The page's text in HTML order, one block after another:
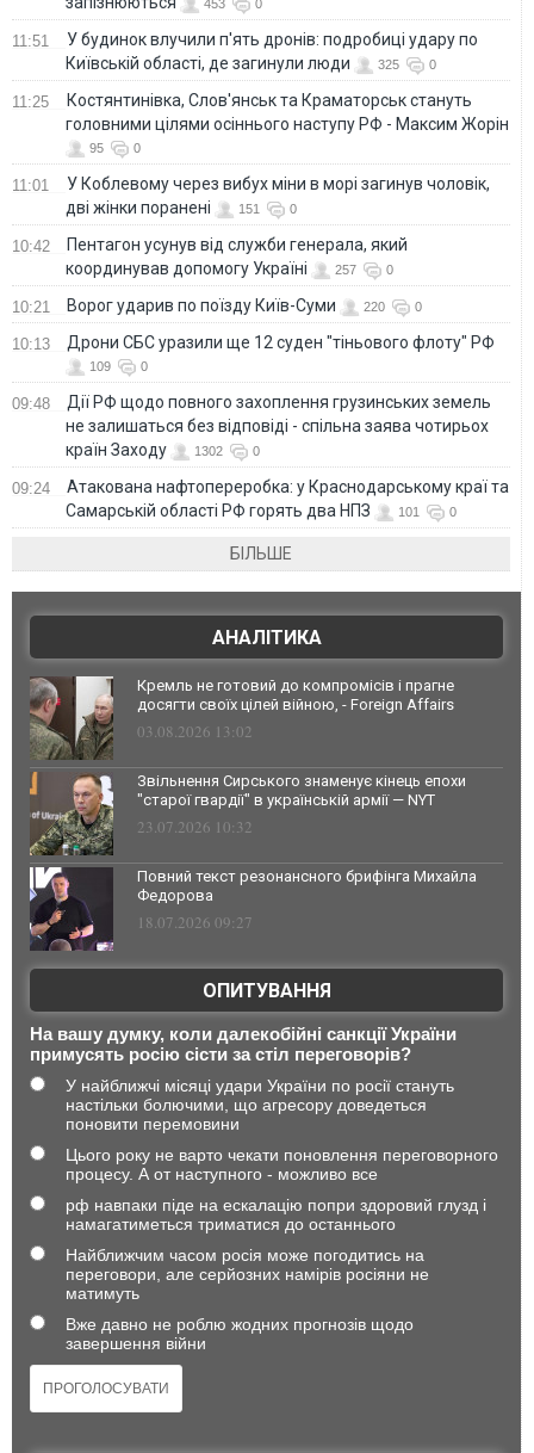
453 0
11:51
У будинок влучили п'ять дронів: подробиці удару по
Київській області, де загинули люди
325 0
11:25
Костянтинівка, Слов'янськ та Краматорськ стануть
головними цілями осіннього наступу РФ - Максим Жорін
95 0
11:01
У Коблевому через вибух міни в морі загинув чоловік,
дві жінки поранені
151 0
10:42
Пентагон усунув від служби генерала, який
координував допомогу Україні
257 0
10:21 Ворог ударив по поїзду Київ-Суми 220 0
10:13 Дрони СБС уразили ще 12 суден "тіньового флоту" РФ
109 0
09:48
Дії РФ щодо повного захоплення грузинських земель
не залишаться без відповіді - спільна заява чотирьох
країн Заходу
1302 0
09:24
Атакована нафтопереробка: у Краснодарському краї та
Самарській області РФ горять два НПЗ
101 0
БІЛЬШЕ
АНАЛІТИКА
Кремль не готовий до компромісів і прагне
досягти своїх цілей війною, - Foreign Affairs
03.08.2026 13:02
Звільнення Сирського знаменує кінець епохи
"старої гвардії" в українській армії — NYT
23.07.2026 10:32
Повний текст резонансного брифінга Михайла
Федорова
18.07.2026 09:27
ОПИТУВАННЯ
На вашу думку, коли далекобійні санкції України
примусять росію сісти за стіл переговорів?
У найближчі місяці удари України по росії стануть
настільки болючими, що агресору доведеться
поновити перемовини
Цього року не варто чекати поновлення переговорного
процесу. А от наступного - можливо все
рф навпаки піде на ескалацію попри здоровий глузд і
намагатиметься триматися до останнього
Найближчим часом росія може погодитись на
переговори, але серйозних намірів росіяни не
матимуть
Вже давно не роблю жодних прогнозів щодо
завершення війни